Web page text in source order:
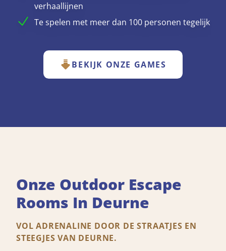
verhaallijnen
Te spelen met meer dan 100 personen tegelijk
BEKIJK ONZE GAMES
Onze Outdoor Escape
Rooms In Deurne
VOL ADRENALINE DOOR DE STRAATJES EN
STEEGJES VAN DEURNE.